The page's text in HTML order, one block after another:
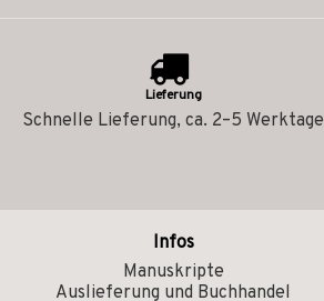
Lieferung
Schnelle Lieferung, ca. 2–5 Werktage
Infos
Manuskripte
Auslieferung und Buchhandel